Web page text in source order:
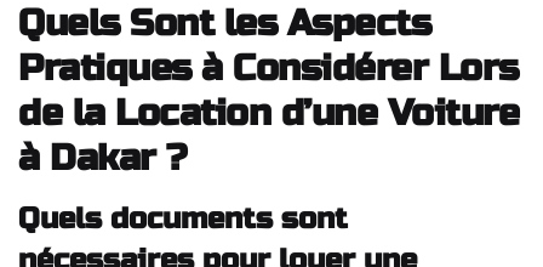
Quels Sont les Aspects
Pratiques à Considérer Lors
de la Location d’une Voiture
à Dakar ?
Quels documents sont